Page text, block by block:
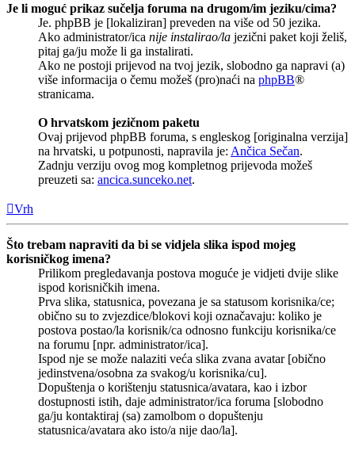
Je li moguć prikaz sučelja foruma na drugom/im jeziku/cima?
Je. phpBB je [lokaliziran] preveden na više od 50 jezika.
Ako administrator/ica nije instalirao/la jezični paket koji želiš,
pitaj ga/ju može li ga instalirati.
Ako ne postoji prijevod na tvoj jezik, slobodno ga napravi (a)
više informacija o čemu možeš (pro)naći na phpBB®
stranicama.
O hrvatskom jezičnom paketu
Ovaj prijevod phpBB foruma, s engleskog [originalna verzija]
na hrvatski, u potpunosti, napravila je: Ančica Sečan.
Zadnju verziju ovog mog kompletnog prijevoda možeš
preuzeti sa: ancica.sunceko.net.
Vrh
Što trebam napraviti da bi se vidjela slika ispod mojeg
korisničkog imena?
Prilikom pregledavanja postova moguće je vidjeti dvije slike
ispod korisničkih imena.
Prva slika, statusnica, povezana je sa statusom korisnika/ce;
obično su to zvjezdice/blokovi koji označavaju: koliko je
postova postao/la korisnik/ca odnosno funkciju korisnika/ce
na forumu [npr. administrator/ica].
Ispod nje se može nalaziti veća slika zvana avatar [obično
jedinstvena/osobna za svakog/u korisnika/cu].
Dopuštenja o korištenju statusnica/avatara, kao i izbor
dostupnosti istih, daje administrator/ica foruma [slobodno
ga/ju kontaktiraj (sa) zamolbom o dopuštenju
statusnica/avatara ako isto/a nije dao/la].